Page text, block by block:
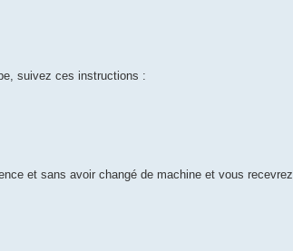
suivez ces instructions :
et sans avoir changé de machine et vous recevrez